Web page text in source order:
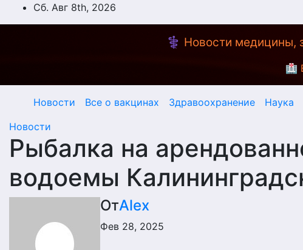
Перейти
к
Сб. Авг 8th, 2026
⚕️ Новости медицины,
🏥
Новости Все о вакцинах Здравоохранение Наука
Новости
Рыбалка на
водоемы
ОтAlex
Фев 28, 2025